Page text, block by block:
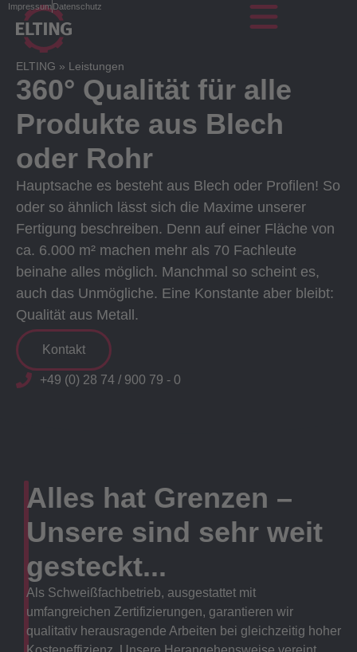
ImpressumDatenschutz
ELTING » Leistungen
360° Qualität für alle
Produkte aus Blech
oder Rohr
Hauptsache es besteht aus Blech oder Profilen! So
oder so ähnlich lässt sich die Maxime unserer
Fertigung beschreiben. Denn auf einer Fläche von
ca. 6.000 m² machen mehr als 70 Fachleute
beinahe alles möglich. Manchmal so scheint es,
auch das Unmögliche. Eine Konstante aber bleibt:
Qualität aus Metall.
Kontakt
+49 (0) 28 74 / 900 79 - 0
Alles hat Grenzen –
Unsere sind sehr weit
gesteckt...
Als Schweißfachbetrieb, ausgestattet mit
umfangreichen Zertifizierungen, garantieren wir
qualitativ herausragende Arbeiten bei gleichzeitig hoher